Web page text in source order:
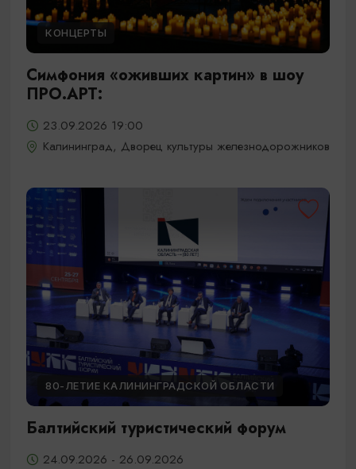
КОНЦЕРТЫ
Симфония «оживших картин» в шоу
ПРО.АРТ:
23.09.2026 19:00
Калининград, Дворец культуры железнодорожников
80-ЛЕТИЕ КАЛИНИНГРАДСКОЙ ОБЛАСТИ
Балтийский туристический форум
24.09.2026 - 26.09.2026